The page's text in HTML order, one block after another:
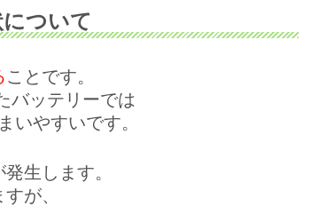
ついて
ことです。
バッテリーでは
いやすいです。
発生します。
が、